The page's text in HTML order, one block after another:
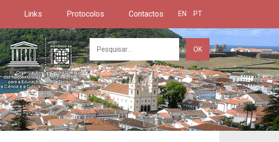
Links Protocolos Contactos EN PT
OK